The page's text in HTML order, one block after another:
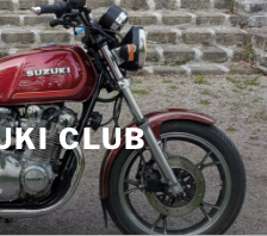
CLUB